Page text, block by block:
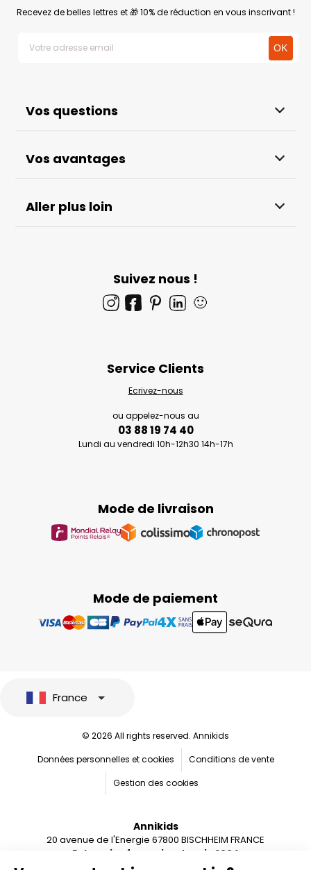
Vos questions
Vos avantages
Aller plus loin
Recevez de belles lettres et 🎁 10% de réduction en vous inscrivant !
Suivez nous !
🙂
Mode de paiement
Mode de livraison
Service Clients
Ecrivez-nous
ou appelez-nous au
03 88 19 74 40
Lundi au vendredi 10h-12h30 14h-17h
France
© 2026 All rights reserved. Annikids
Données personnelles et cookies
Conditions de vente
Gestion des cookies
Annikids
20 avenue de l'Energie 67800 BISCHHEIM FRANCE
Entreprise française depuis 2004